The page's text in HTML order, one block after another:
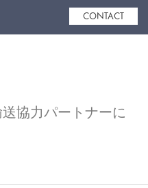
CONTACT
協力パートナーに